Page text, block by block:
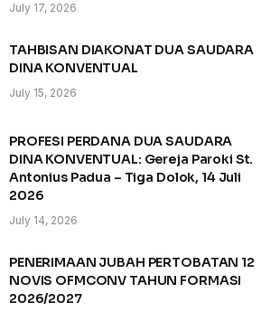
July 17, 2026
TAHBISAN DIAKONAT DUA SAUDARA
DINA KONVENTUAL
July 15, 2026
PROFESI PERDANA DUA SAUDARA
DINA KONVENTUAL: Gereja Paroki St.
Antonius Padua – Tiga Dolok, 14 Juli
2026
July 14, 2026
PENERIMAAN JUBAH PERTOBATAN 12
NOVIS OFMCONV TAHUN FORMASI
2026/2027